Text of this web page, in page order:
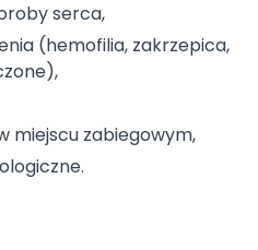
serca,
(hemofilia, zakrzepica,
miejscu zabiegowym,